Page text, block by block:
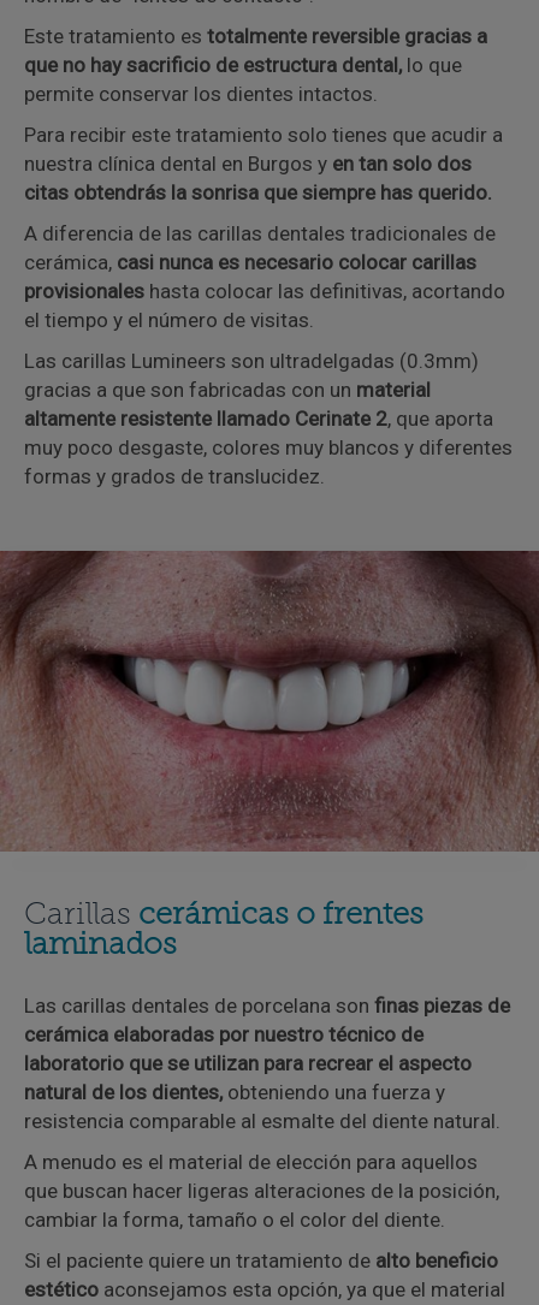
Este tratamiento es totalmente reversible gracias a
que no hay sacrificio de estructura dental, lo que
permite conservar los dientes intactos.
Para recibir este tratamiento solo tienes que acudir a
nuestra clínica dental en Burgos y en tan solo dos
citas obtendrás la sonrisa que siempre has querido.
A diferencia de las carillas dentales tradicionales de
cerámica, casi nunca es necesario colocar carillas
provisionales hasta colocar las definitivas, acortando
el tiempo y el número de visitas.
Las carillas Lumineers son ultradelgadas (0.3mm)
gracias a que son fabricadas con un material
altamente resistente llamado Cerinate 2, que aporta
muy poco desgaste, colores muy blancos y diferentes
formas y grados de translucidez.
Carillas cerámicas o frentes
laminados
Las carillas dentales de porcelana son finas piezas de
cerámica elaboradas por nuestro técnico de
laboratorio que se utilizan para recrear el aspecto
natural de los dientes, obteniendo una fuerza y
resistencia comparable al esmalte del diente natural.
A menudo es el material de elección para aquellos
que buscan hacer ligeras alteraciones de la posición,
cambiar la forma, tamaño o el color del diente.
Si el paciente quiere un tratamiento de alto beneficio
estético aconsejamos esta opción, ya que el material